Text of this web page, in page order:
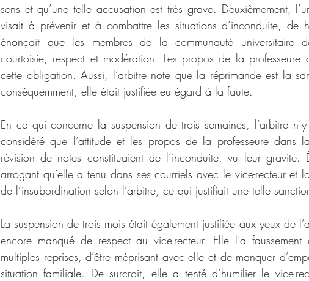
sens et qu’une telle accusation est très grave. Deuxièmement,
visait à prévenir et à combattre les situations d’inconduite, de
énonçait que les membres de la communauté universitaire
courtoisie, respect et modération. Les propos de la professeure
cette obligation. Aussi, l’arbitre note que la réprimande est la
conséquemment, elle était justifiée eu égard à la faute.
En ce qui concerne la suspension de trois semaines, l’arbitre
considéré que l’attitude et les propos de la professeure dans
révision de notes constituaient de l’inconduite, vu leur gravité.
arrogant qu’elle a tenu dans ses courriels avec le vice-recteur et
de l’insubordination selon l’arbitre, ce qui justifiait une telle
La suspension de trois mois était également justifiée aux yeux de
encore manqué de respect au vice-recteur. Elle l’a
multiples reprises, d’être méprisant avec elle et de manquer
situation familiale. De surcroit, elle a tenté d’humilier le vice-